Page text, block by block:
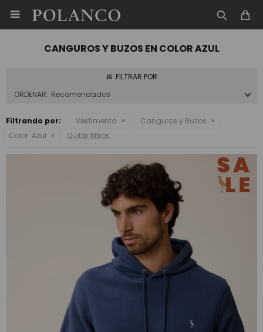

CANGUROS Y BUZOS EN COLOR AZUL
Recomendados
Filtrando por: Vestimenta
Canguros y Buzos
Color: Azul Quitar filtros